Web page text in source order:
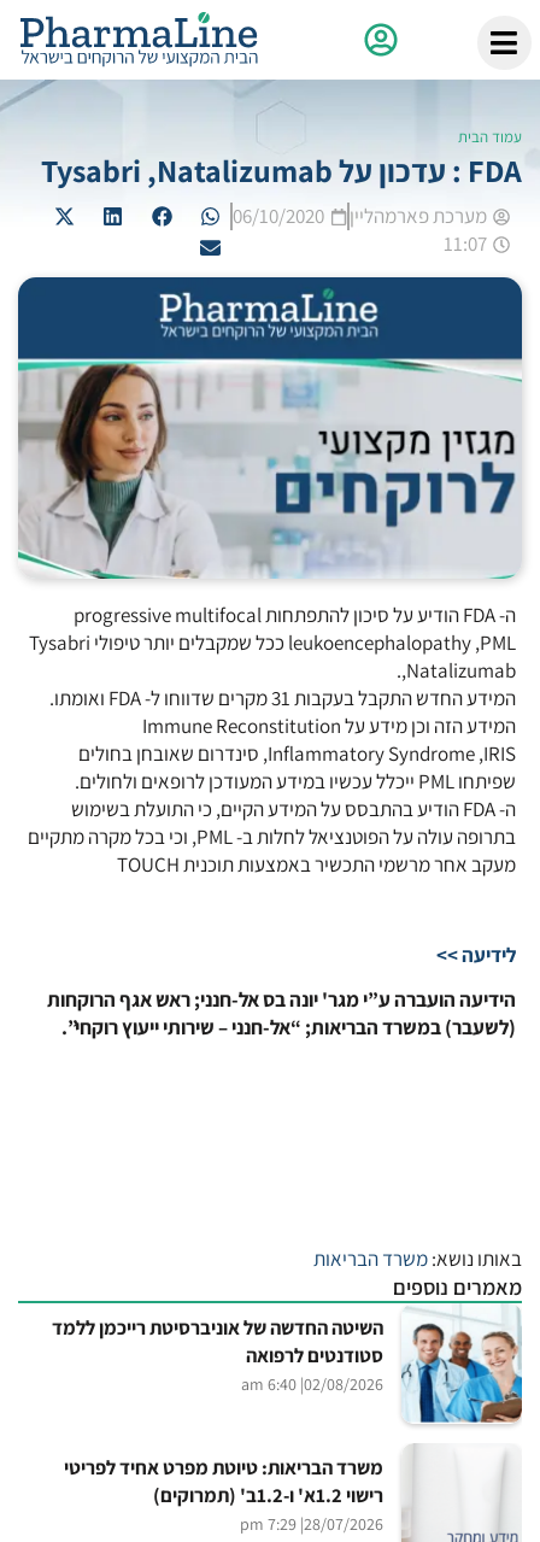
עמוד הבית
FDA : עדכון על Tysabri ,Natalizumab
מערכת פארמהליין
06/10/2020
11:07
ה- FDA הודיע על סיכון להתפתחות progressive multifocal
leukoencephalopathy ,PML ככל שמקבלים יותר טיפולי Tysabri
,Natalizumab.
המידע החדש התקבל בעקבות 31 מקרים שדווחו ל- FDA ואומתו.
המידע הזה וכן מידע על Immune Reconstitution
Inflammatory Syndrome ,IRIS, סינדרום שאובחן בחולים
שפיתחו PML ייכלל עכשיו במידע המעודכן לרופאים ולחולים.
ה- FDA הודיע בהתבסס על המידע הקיים, כי התועלת בשימוש
בתרופה עולה על הפוטנציאל לחלות ב- PML, וכי בכל מקרה מתקיים
מעקב אחר מרשמי התכשיר באמצעות תוכנית TOUCH
לידיעה >>
הידיעה הועברה ע”י מגר' יונה בס אל-חנני; ראש אגף הרוקחות
(לשעבר) במשרד הבריאות; “אל-חנני – שירותי ייעוץ רוקחי”.
באותו נושא:משרד הבריאות
מאמרים נוספים
השיטה החדשה של אוניברסיטת רייכמן ללמד
סטודנטים לרפואה
02/08/2026
| 6:40 am
משרד הבריאות: טיוטת מפרט אחיד לפריטי
רישוי 1.2א' ו-1.2ב' (תמרוקים)
28/07/2026
| 7:29 pm